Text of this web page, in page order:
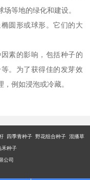
等地的绿化和建设。
圆形或球形。它们的大
素的影响，包括种子的
。为了获得佳的发芽效
例如浸泡或冷藏。
四季青种子 野花组合种子 混播草
种子
公司